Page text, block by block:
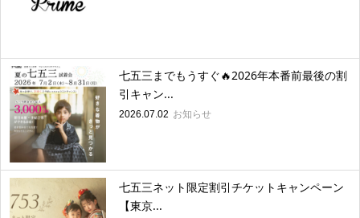
七五三までもうすぐ🔥2026年本番前最後の割
引キャン...
2026.07.02 お知らせ
七五三ネット限定割引チケットキャンペーン
【東京...